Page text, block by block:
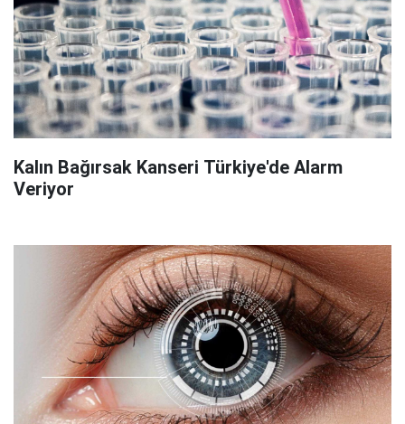
Kalın Bağırsak Kanseri Türkiye'de Alarm
Veriyor